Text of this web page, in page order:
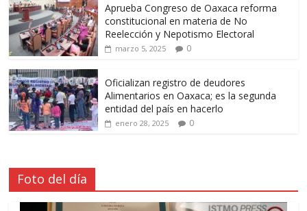
Aprueba Congreso de Oaxaca reforma
constitucional en materia de No
Reelección y Nepotismo Electoral
marzo 5, 2025 0
Oficializan registro de deudores
Alimentarios en Oaxaca; es la segunda
entidad del país en hacerlo
enero 28, 2025 0
Foto del día